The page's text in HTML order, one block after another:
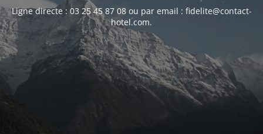
Ligne directe : 03 25 45 87 08 ou par email : fidelite@contact-
hotel.com.